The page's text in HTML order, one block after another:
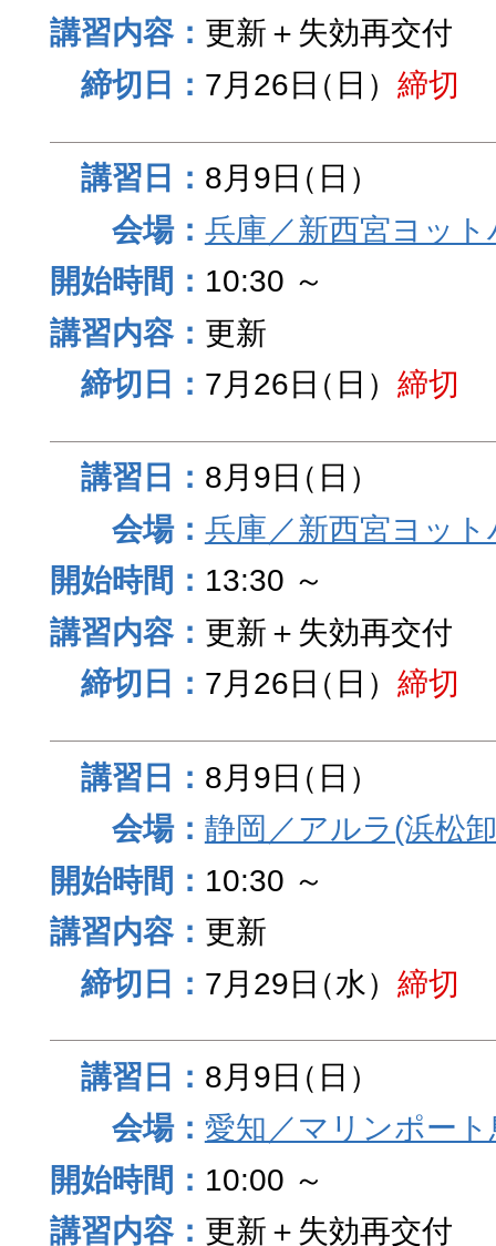
更新＋失効再交付
7月26日（日） 締切
8月9日（日）
兵庫／新西宮ヨッ
10:30 ～
更新
7月26日（日） 締切
8月9日（日）
兵庫／新西宮ヨッ
13:30 ～
更新＋失効再交付
7月26日（日） 締切
8月9日（日）
静岡／アルラ(浜松
10:30 ～
更新
7月29日（水） 締切
8月9日（日）
愛知／マリンポート
10:00 ～
更新＋失効再交付